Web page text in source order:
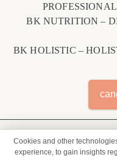
BK NUTRITION –
BK HOLISTIC –
OUR
Cookies and other
experience, to gain insights